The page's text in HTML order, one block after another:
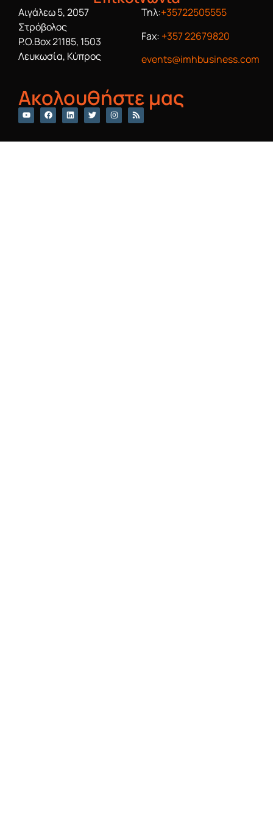
Αιγάλεω 5, 2057
Στρόβολος
P.O.Box 21185, 1503
Λευκωσία, Κύπρος
Τηλ:+35722505555
Fax: +357 22679820
events@imhbusiness.com
Ακολουθήστε μας